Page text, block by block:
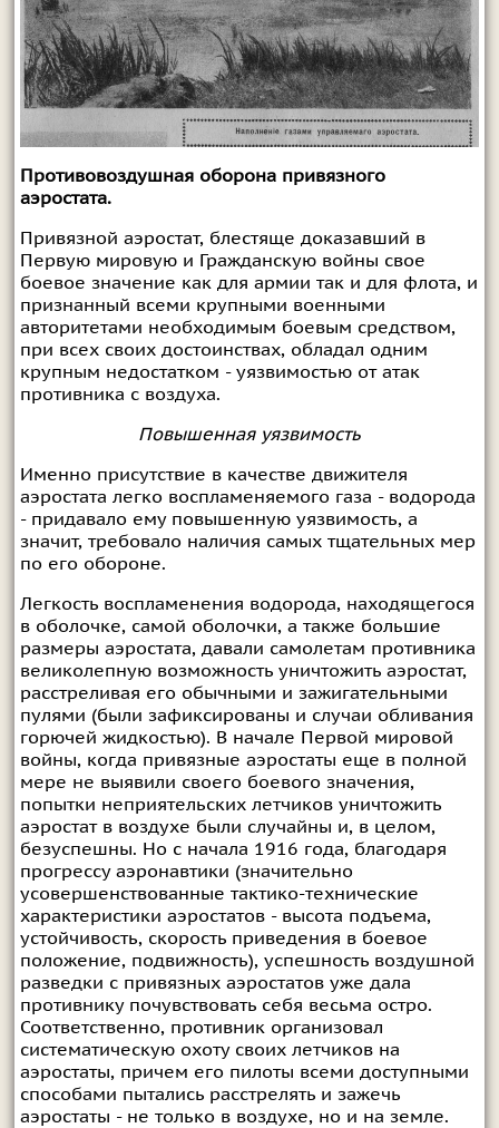
Противовоздушная оборона привязного
аэростата.
Привязной аэростат, блестяще доказавший в
Первую мировую и Гражданскую войны свое
боевое значение как для армии так и для флота, и
признанный всеми крупными военными
авторитетами необходимым боевым средством,
при всех своих достоинствах, обладал одним
крупным недостатком - уязвимостью от атак
противника с воздуха.
Повышенная уязвимость
Именно присутствие в качестве движителя
аэростата легко воспламеняемого газа - водорода
- придавало ему повышенную уязвимость, а
значит, требовало наличия самых тщательных мер
по его обороне.
Легкость воспламенения водорода, находящегося
в оболочке, самой оболочки, а также большие
размеры аэростата, давали самолетам противника
великолепную возможность уничтожить аэростат,
расстреливая его обычными и зажигательными
пулями (были зафиксированы и случаи обливания
горючей жидкостью). В начале Первой мировой
войны, когда привязные аэростаты еще в полной
мере не выявили своего боевого значения,
попытки неприятельских летчиков уничтожить
аэростат в воздухе были случайны и, в целом,
безуспешны. Но с начала 1916 года, благодаря
прогрессу аэронавтики (значительно
усовершенствованные тактико-технические
характеристики аэростатов - высота подъема,
устойчивость, скорость приведения в боевое
положение, подвижность), успешность воздушной
разведки с привязных аэростатов уже дала
противнику почувствовать себя весьма остро.
Соответственно, противник организовал
систематическую охоту своих летчиков на
аэростаты, причем его пилоты всеми доступными
способами пытались расстрелять и зажечь
аэростаты - не только в воздухе, но и на земле.